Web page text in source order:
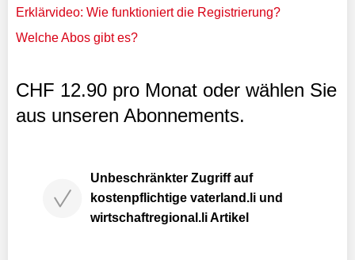
Erklärvideo: Wie funktioniert die Registrierung?
Welche Abos gibt es?
CHF 12.90 pro Monat oder wählen Sie
aus unseren Abonnements.
Unbeschränkter Zugriff auf
kostenpflichtige vaterland.li und
wirtschaftregional.li Artikel